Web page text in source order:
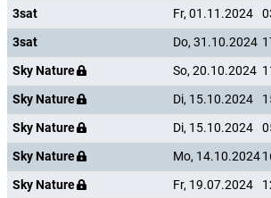
3sat
Fr, 01.11.2024
3sat
Do, 31.10.2024
Sky Nature
So, 20.10.2024
Sky Nature
Di, 15.10.2024
Sky Nature
Di, 15.10.2024
Sky Nature
Mo, 14.10.2024
Sky Nature
Fr, 19.07.2024